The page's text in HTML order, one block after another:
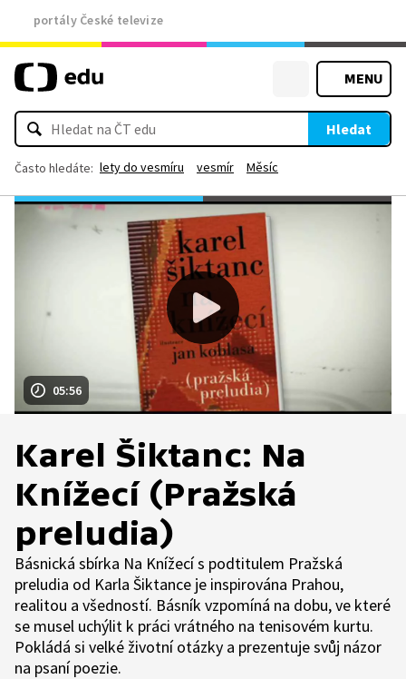
portály České televize
MENU
Hledat
Často hledáte: lety do vesmíru vesmír Měsíc
05:56
Karel Šiktanc: Na
Knížecí (Pražská
preludia)
Básnická sbírka Na Knížecí s podtitulem Pražská
preludia od Karla Šiktance je inspirována Prahou,
realitou a všedností. Básník vzpomíná na dobu, ve které
se musel uchýlit k práci vrátného na tenisovém kurtu.
Pokládá si velké životní otázky a prezentuje svůj názor
na psaní poezie.